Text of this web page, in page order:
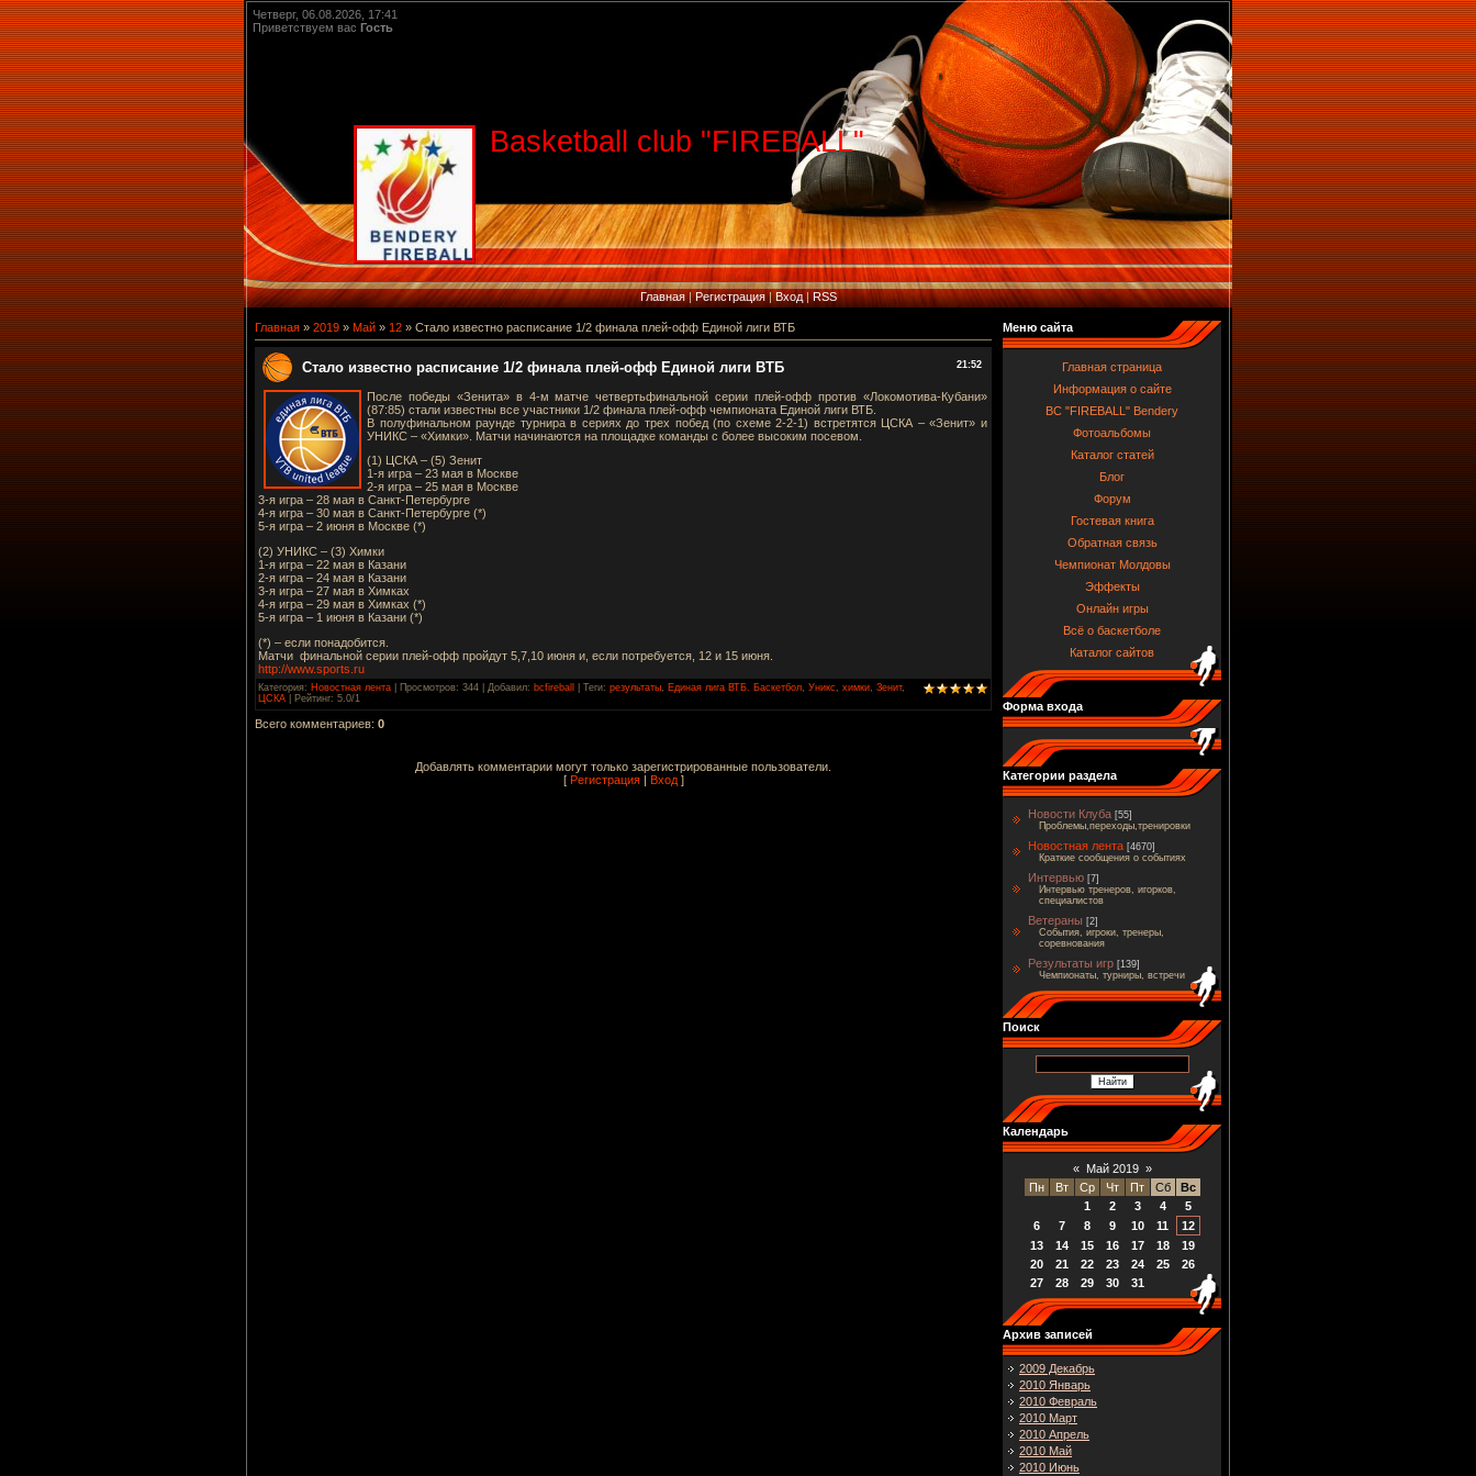
Четверг, 06.08.2026, 17:41
Приветствуем вас Гость
Basketball club "FIREBALL"
Главная|Регистрация|Вход|RSS
Главная » 2019 » Май » 12 » Стало известно расписание 1/2 финала плей-офф Единой лиги ВТБ
21:52
Стало известно расписание 1/2 финала плей-офф Единой лиги ВТБ
После победы «Зенита» в 4-м матче четвертьфинальной серии плей-офф против «Локомотива-Кубани»
(87:85) стали известны все участники 1/2 финала плей-офф чемпионата Единой лиги ВТБ.
В полуфинальном раунде турнира в сериях до трех побед (по схеме 2-2-1) встретятся ЦСКА – «Зенит» и
УНИКС – «Химки». Матчи начинаются на площадке команды с более высоким посевом.
(1) ЦСКА – (5) Зенит
1-я игра – 23 мая в Москве
2-я игра – 25 мая в Москве
3-я игра – 28 мая в Санкт-Петербурге
4-я игра – 30 мая в Санкт-Петербурге (*)
5-я игра – 2 июня в Москве (*)
(2) УНИКС – (3) Химки
1-я игра – 22 мая в Казани
2-я игра – 24 мая в Казани
3-я игра – 27 мая в Химках
4-я игра – 29 мая в Химках (*)
5-я игра – 1 июня в Казани (*)
(*) – если понадобится.
Матчи финальной серии плей-офф пройдут 5,7,10 июня и, если потребуется, 12 и 15 июня.
http://www.sports.ru
Категория: Новостная лента Просмотров: 344 | Добавил: bcfireball Теги: результаты Единая лига ВТБ. Баскетбол Уникс химки Зенит,
ЦСКА
Рейтинг: 5.0/1
Всего комментариев: 0
Добавлять комментарии могут только зарегистрированные пользователи.
[ Регистрация| Вход]
Меню сайта
Главная страница
Информация о сайте
BC "FIREBALL" Bendery
Фотоальбомы
Каталог статей
Блог
Форум
Гостевая книга
Обратная связь
Чемпионат Молдовы
Эффекты
Онлайн игры
Всё о баскетболе
Каталог сайтов
Форма входа
Категории раздела
Новости Клуба [55]
Проблемы,переходы,тренировки
Новостная лента [4670]
Краткие сообщения о событиях
Интервью [7]
Интервью тренеров, игорков,
специалистов
Ветераны [2]
События, игроки, тренеры,
соревнования
Результаты игр [139]
Чемпионаты, турниры, встречи
Поиск
Календарь
« Май 2019 »
Пн
Вт Ср Чт Пт Сб
Вс
1
2 3 4
5
6
7 8 9 10 11
12
13
14 15 16 17 18
19
20
21 22 23 24 25
26
27
28 29 30 31
Архив записей
2009 Декабрь
2010 Январь
2010 Февраль
2010 Март
2010 Апрель
2010 Май
2010 Июнь